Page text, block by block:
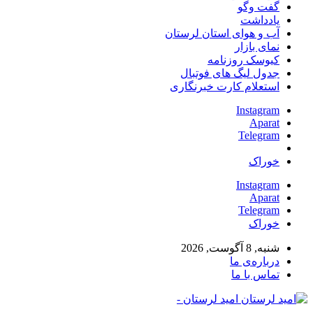
گفت وگو
یادداشت
آب و هوای استان لرستان
نمای بازار
کیوسک روزنامه
جدول لیگ های فوتبال
استعلام کارت خبرنگاری
Instagram
Aparat
Telegram
خوراک
Instagram
Aparat
Telegram
خوراک
شنبه, 8 آگوست, 2026
درباره‌ی ما
تماس با ما
امید لرستان -